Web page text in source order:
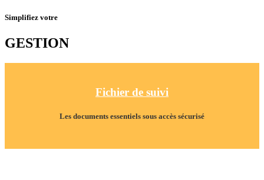
Simplifiez votre
GESTION
Fichier de suivi
Les documents essentiels sous accès sécurisé